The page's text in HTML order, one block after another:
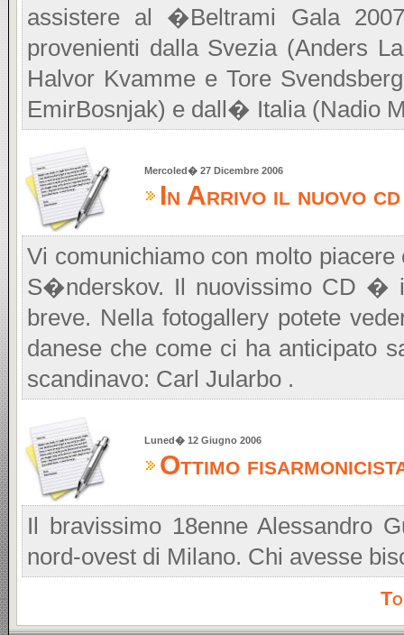
assistere al �Beltrami Gala
provenienti dalla Svezia (Anders
Halvor Kvamme e Tore
EmirBosnjak) e dall� Italia (Nadio
Mercoled� 27 Dicembre 2006
In Arrivo il nuovo
Vi comunichiamo con molto
S�nderskov. Il nuovissimo CD �
breve. Nella fotogallery potete
danese che come ci ha anticipato
scandinavo: Carl Jularbo .
Luned� 12 Giugno 2006
Ottimo
Il bravissimo 18enne Alessandro
nord-ovest di Milano. Chi avesse